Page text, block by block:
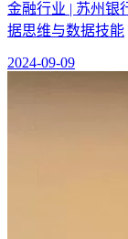
金融行业 | 苏州银
据思维与数据技能
2024-09-09